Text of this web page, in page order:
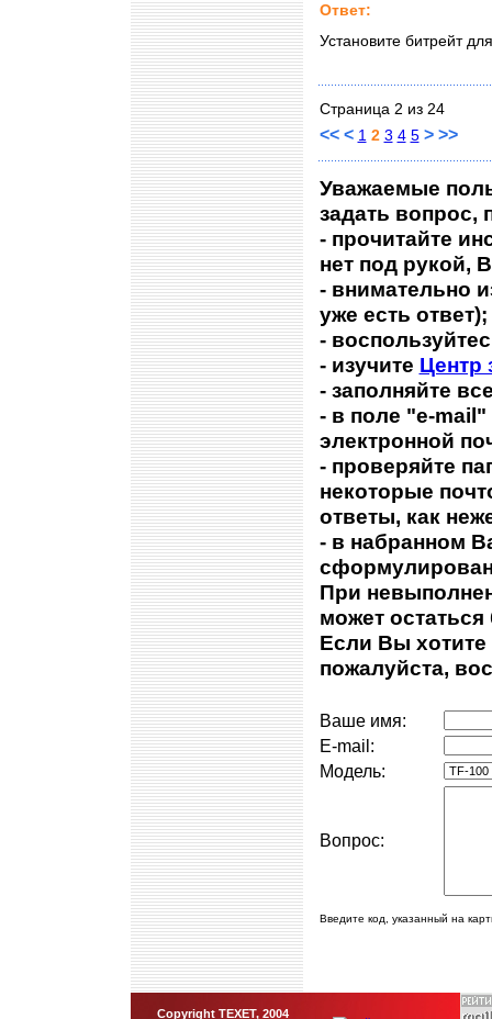
Ответ:
Установите битрейт
Страница 2 из 24
<< < 1 2 3 4 5 > >>
Уважаемые
задать вoпрос,
- прочитайте
нет под рукой,
- внимательно
уже есть ответ);
-
- изучите Центр
- заполняйте
- в поле "e-
электронной
- проверяйте
некоторые
ответы, как
- в набранном
При
может остаться
Если Вы хотите
пожалуйста,
Ваше имя:
E-mail:
Модель:
Вопрос:
Введите код, указанный на
Copyright TEXET, 2004